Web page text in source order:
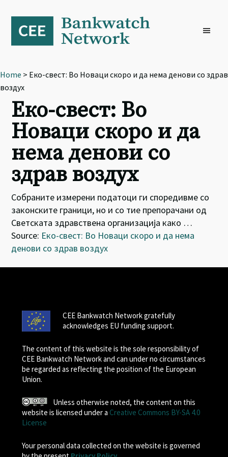
primary
navigation
content
footer
Home > Еко-свест: Во Новаци скоро и да нема денови со здрав
воздух
Еко-свест: Во
Новаци скоро и да
нема денови со
здрав воздух
Собраните измерени податоци ги споредивме со
законските граници, но и со тие препорачани од
Светската здравствена организација како …
Source: Еко-свест: Во Новаци скоро и да нема
денови со здрав воздух
CEE Bankwatch Network gratefully
acknowledges EU funding support.
The content of this website is the sole responsibility of
CEE Bankwatch Network and can under no circumstances
be regarded as reflecting the position of the European
Union.
Unless otherwise noted, the content on this
website is licensed under a Creative Commons BY-SA 4.0
License
Your personal data collected on the website is governed